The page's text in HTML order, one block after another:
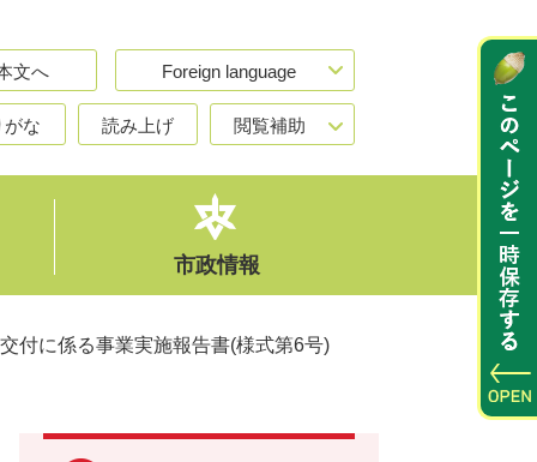
文へ Foreign language
がな 読み上げ 閲覧補助
市政情報
付に係る事業実施報告書(様式第6号)